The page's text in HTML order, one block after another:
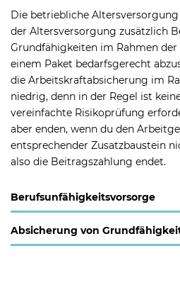
Die betriebliche
der Altersversorgung zusätzlich
Grundfähigkeiten im Rahmen
einem Paket bedarfsgerecht
die Arbeitskraftabsicherung im
niedrig, denn in der Regel ist
vereinfachte Risikoprüfung
aber enden, wenn du den
entsprechender Zusatzbaustein
also die Beitragszahlung endet.
Berufsunfähigkeitsvorsorge
Absicherung von